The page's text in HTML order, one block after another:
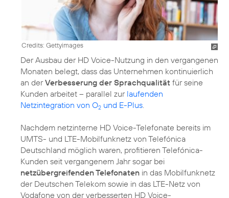
Credits: Gettyimages
Der Ausbau der HD Voice-Nutzung in den vergangenen
Monaten belegt, dass das Unternehmen kontinuierlich
an derVerbesserung der Sprachqualität für seine
Kunden arbeitet – parallel zur laufenden
Netzintegration von O2 und E-Plus.
Nachdem netzinterne HD Voice-Telefonate bereits im
UMTS- und LTE-Mobilfunknetz von Telefónica
Deutschland möglich waren, profitieren Telefónica-
Kunden seit vergangenem Jahr sogar bei
netzübergreifenden Telefonaten in das Mobilfunknetz
der Deutschen Telekom sowie in das LTE-Netz von
Vodafone von der verbesserten HD Voice-